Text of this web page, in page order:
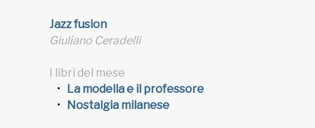
Jazz fusion
Giuliano Ceradelli
I libri del mese
La modella e il professore
Nostalgia milanese